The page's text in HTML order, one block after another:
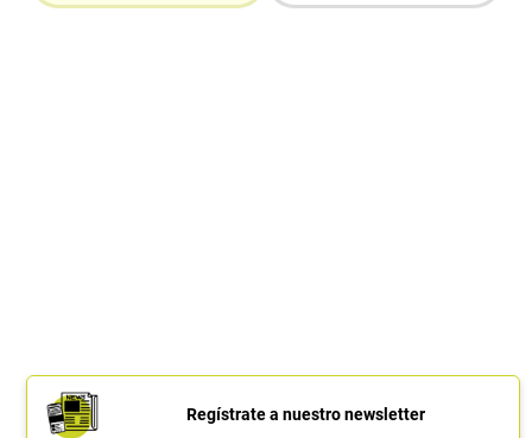
Regístrate a nuestro newsletter